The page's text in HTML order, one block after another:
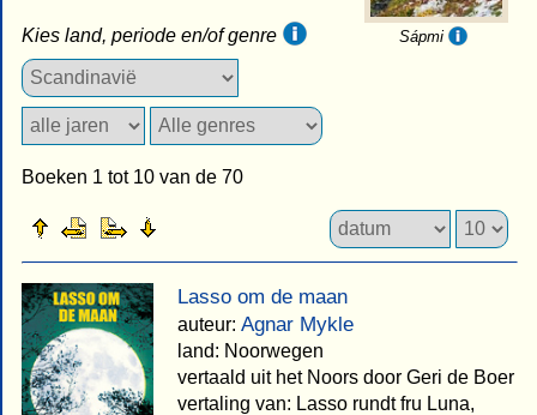
Sápmi
Kies land, periode en/of genre
Boeken 1 tot 10 van de 70
Lasso om de maan
auteur: Agnar Mykle
land: Noorwegen
vertaald uit het Noors door Geri de Boer
vertaling van: Lasso rundt fru Luna,